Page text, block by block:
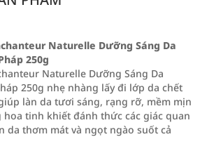
Naturelle Dưỡng Sáng Da
250g
Naturelle Dưỡng Sáng Da
250g nhẹ nhàng lấy đi lớp da chết
làn da tươi sáng, rạng rỡ, mềm mịn
hoa tinh khiết đánh thức các giác quan
da thơm mát và ngọt ngào suốt cả